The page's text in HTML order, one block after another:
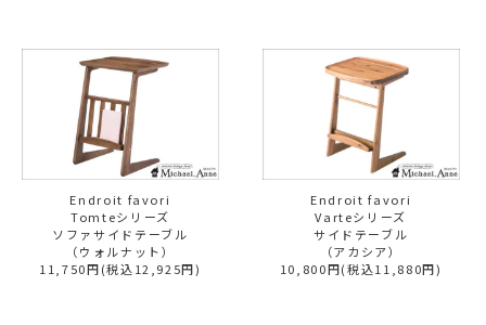
Endroit favori
Tomteシリーズ
ソファサイドテーブル
（ウォルナット）
11,750円(税込12,925円)
Endroit favori
Varteシリーズ
サイドテーブル
（アカシア）
10,800円(税込11,880円)